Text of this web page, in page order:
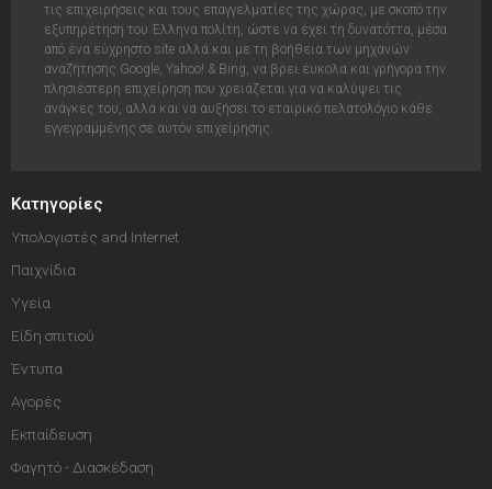
τις επιχειρήσεις και τους επαγγελματίες της χώρας, με σκοπό την
εξυπηρέτηση του Έλληνα πολίτη, ώστε να έχει τη δυνατόττα, μέσα
από ένα εύχρηστο site αλλά και με τη βοήθεια των μηχανών
αναζήτησης Google, Yahoo! & Bing, να βρει έυκολα και γρήγορα την
πλησιέστερη επιχείρηση που χρειάζεται για να καλύψει τις
ανάγκες του, αλλά και να αυξήσει το εταιρικό πελατολόγιο κάθε
εγγεγραμμένης σε αυτόν επιχείρησης.
Κατηγορίες
Υπολογιστές and Internet
Παιχνίδια
Υγεία
Είδη σπιτιού
Έντυπα
Αγορές
Εκπαίδευση
Φαγητό - Διασκέδαση